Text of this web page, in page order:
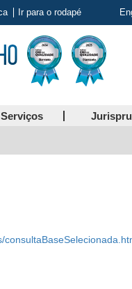
Ir para o rodapé
Serviços